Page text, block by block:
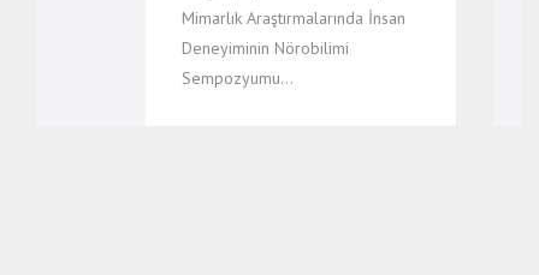
Mimarlık Araştırmalarında İnsan
Deneyiminin Nörobilimi
Sempozyumu…